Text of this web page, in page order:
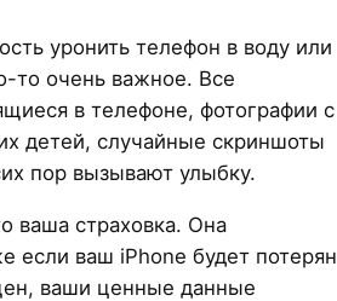
уронить телефон в воду или
то очень важное. Все
в телефоне, фотографии с
детей, случайные скриншоты
пор вызывают улыбку.
ваша страховка. Она
если ваш iPhone будет потерян
ваши ценные данные